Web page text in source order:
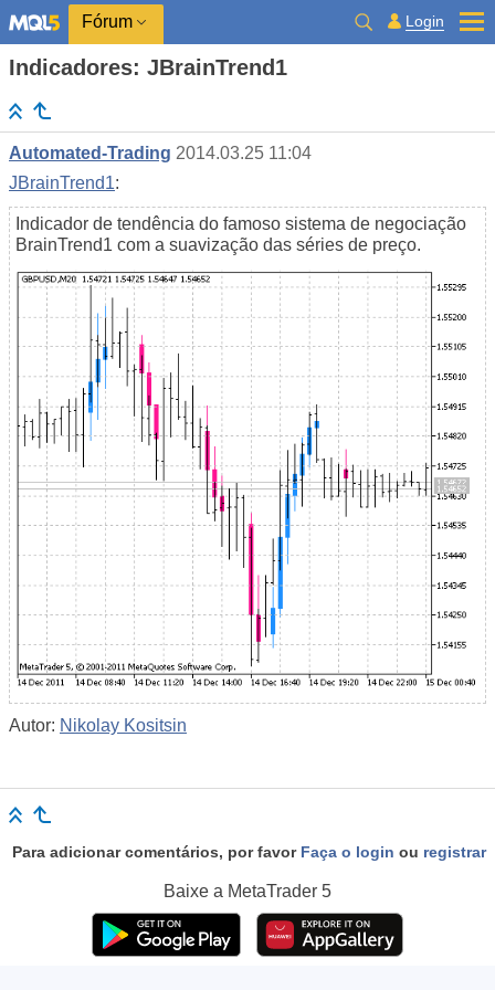
Fórum Login
Indicadores: JBrainTrend1
Automated-Trading 2014.03.25 11:04
JBrainTrend1:
Indicador de tendência do famoso sistema de negociação
BrainTrend1 com a suavização das séries de preço.
Autor: Nikolay Kositsin
Para adicionar comentários, por favor Faça o login ou registrar
Baixe a MetaTrader 5